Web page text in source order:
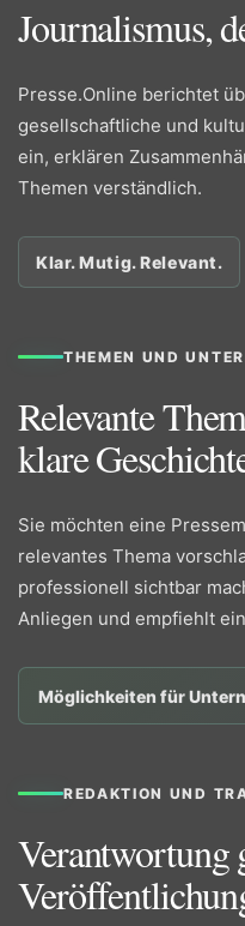
Journalismus,
Presse.Online berichtet
gesellschaftliche und
ein, erklären
Themen verständlich.
Klar. Mutig. Relevant.
THEMEN UND
Relevante
klare
Sie möchten eine
relevantes Thema
professionell sichtbar
Anliegen und empfiehlt
Möglichkeiten für
REDAKTION UND
Verantwortung